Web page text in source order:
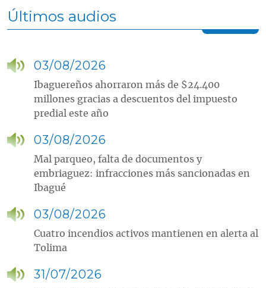
Últimos audios
03/08/2026
Ibaguereños ahorraron más de $24.400
millones gracias a descuentos del impuesto
predial este año
03/08/2026
Mal parqueo, falta de documentos y
embriaguez: infracciones más sancionadas en
Ibagué
03/08/2026
Cuatro incendios activos mantienen en alerta al
Tolima
31/07/2026